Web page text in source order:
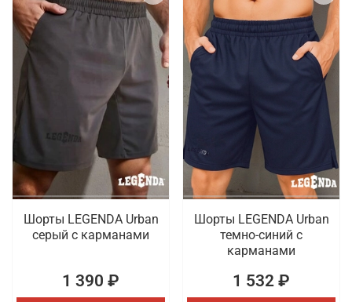
Шорты LEGENDA Urban
серый c карманами
1 390 ₽
Шорты LEGENDA Urban
темно-синий с
карманами
1 532 ₽